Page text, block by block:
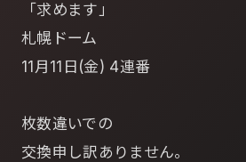
「求めます」
札幌ドーム
11月11日(金) 4連番
枚数違いでの
交換申し訳ありません。